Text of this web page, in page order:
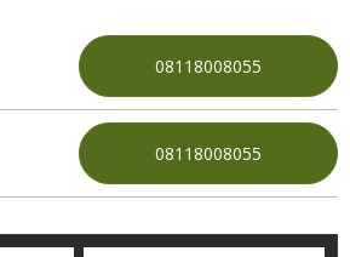
08118008055
08118008055